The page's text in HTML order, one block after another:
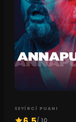
SEYIRCI PUANI
/ 10